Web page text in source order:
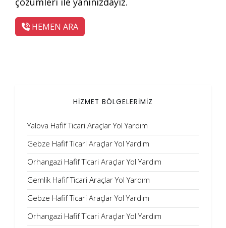
HEMEN ARA
HİZMET BÖLGELERİMİZ
Yalova Hafif Ticari Araçlar Yol Yardım
Gebze Hafif Ticari Araçlar Yol Yardım
Orhangazi Hafif Ticari Araçlar Yol Yardım
Gemlik Hafif Ticari Araçlar Yol Yardım
Gebze Hafif Ticari Araçlar Yol Yardım
Orhangazi Hafif Ticari Araçlar Yol Yardım